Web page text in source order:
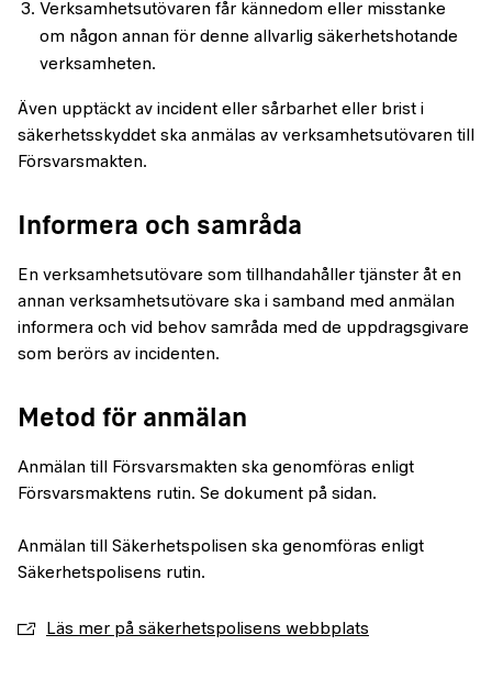
Verksamhetsutövaren får kännedom eller misstanke
om någon annan för denne allvarlig säkerhetshotande
verksamheten.
Även upptäckt av incident eller sårbarhet eller brist i
säkerhetsskyddet ska anmälas av verksamhetsutövaren till
Försvarsmakten.
Informera och samråda
En verksamhetsutövare som tillhandahåller tjänster åt en
annan verksamhetsutövare ska i samband med anmälan
informera och vid behov samråda med de uppdragsgivare
som berörs av incidenten.
Metod för anmälan
Anmälan till Försvarsmakten ska genomföras enligt
Försvarsmaktens rutin. Se dokument på sidan.
Anmälan till Säkerhetspolisen ska genomföras enligt
Säkerhetspolisens rutin.
Läs mer på säkerhetspolisens webbplats